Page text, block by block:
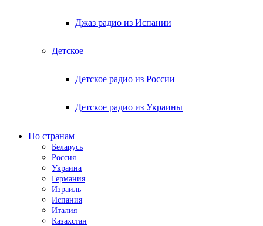
Джаз радио из Испании
Детское
Детское радио из России
Детское радио из Украины
По странам
Беларусь
Россия
Украина
Германия
Израиль
Испания
Италия
Казахстан